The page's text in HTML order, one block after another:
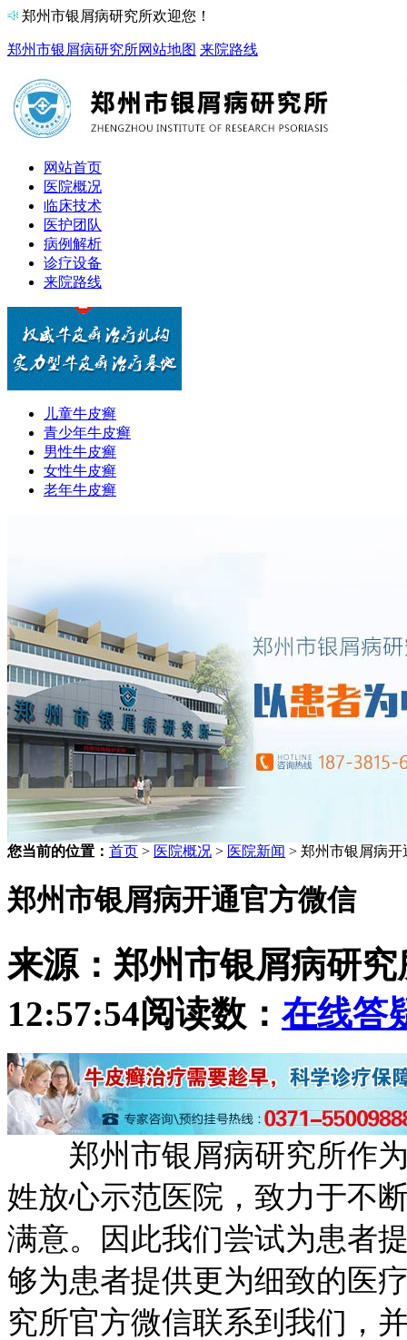
郑州市银屑病研究所欢迎您！
郑州市银屑病研究所网站地图 来院路线
网站首页
医院概况
临床技术
医护团队
病例解析
诊疗设备
来院路线
儿童牛皮癣
青少年牛皮癣
男性牛皮癣
女性牛皮癣
老年牛皮癣
您当前的位置： 首页 > 医院概况 > 医院新闻 > 郑州市银屑病开
郑州市银屑病开通官方微信
来源：郑州市银屑病研究
12:57:54阅读数： 在线答
郑州市银屑病研究所作为
姓放心示范医院，致力于不
满意。因此我们尝试为患者
够为患者提供更为细致的医
究所官方微信联系到我们，